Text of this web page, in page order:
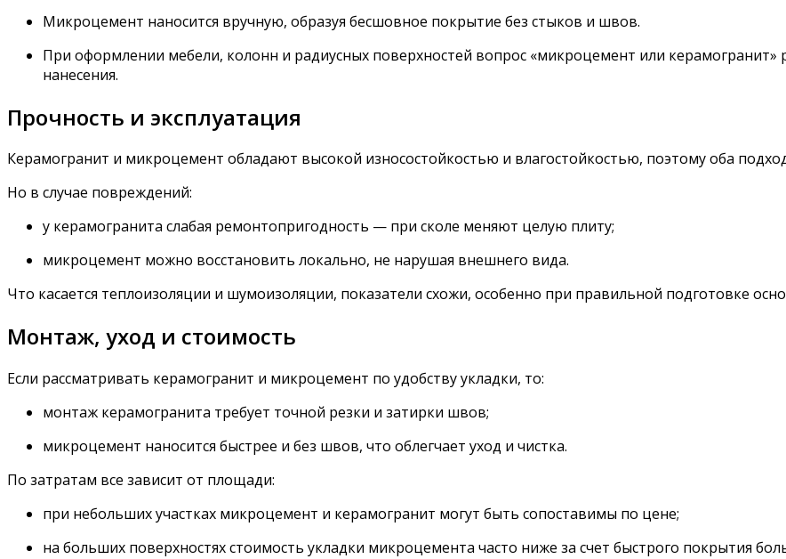
Микроцемент наносится вручную, образуя бесшовное покрытие без стыков и швов.
При оформлении мебели, колонн и радиусных поверхностей вопрос «микроцемент или керамогранит»
нанесения.
Прочность и эксплуатация
Керамогранит и микроцемент обладают высокой износостойкостью и влагостойкостью, поэтому оба
Но в случае повреждений:
у керамогранита слабая ремонтопригодность — при сколе меняют целую плиту;
микроцемент можно восстановить локально, не нарушая внешнего вида.
Что касается теплоизоляции и шумоизоляции, показатели схожи, особенно при правильной подготовке
Монтаж, уход и стоимость
Если рассматривать керамогранит и микроцемент по удобству укладки, то:
монтаж керамогранита требует точной резки и затирки швов;
микроцемент наносится быстрее и без швов, что облегчает уход и чистка.
По затратам все зависит от площади:
при небольших участках микроцемент и керамогранит могут быть сопоставимы по цене;
на больших поверхностях стоимость укладки микроцемента часто ниже за счет быстрого покрытия